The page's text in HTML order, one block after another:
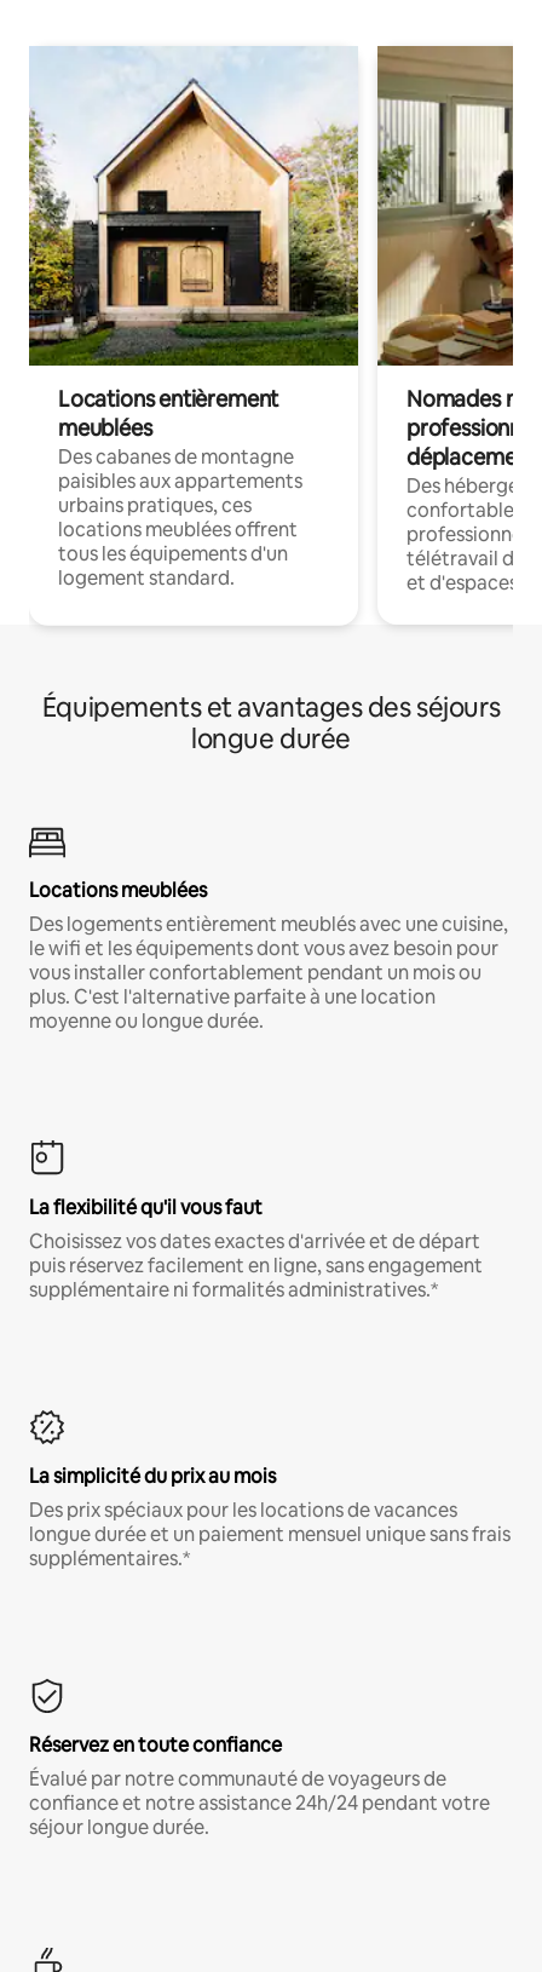
Locations entièrement
meublées
Des cabanes de montagne
paisibles aux appartements
urbains pratiques, ces
locations meublées offrent
tous les équipements d'un
logement standard.
Nomades
déplacement
Des
confortables
professionnels
télétravail
et d'espaces
Équipements et avantages des séjours
longue durée
Locations meublées
Des logements entièrement meublés avec une cuisine,
le wifi et les équipements dont vous avez besoin pour
vous installer confortablement pendant un mois ou
plus. C'est l'alternative parfaite à une location
moyenne ou longue durée.
La flexibilité qu'il vous faut
Choisissez vos dates exactes d'arrivée et de départ
puis réservez facilement en ligne, sans engagement
supplémentaire ni formalités administratives.*
La simplicité du prix au mois
Des prix spéciaux pour les locations de vacances
longue durée et un paiement mensuel unique sans frais
supplémentaires.*
Réservez en toute confiance
Évalué par notre communauté de voyageurs de
confiance et notre assistance 24h/24 pendant votre
séjour longue durée.